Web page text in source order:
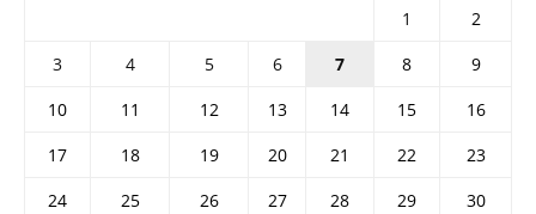
1
2
3
4 5 6 7 8
9
10
11 12 13 14 15
16
17
18 19 20 21 22
23
24
25 26 27 28 29
30